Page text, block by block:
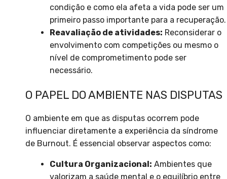
condição e como ela afeta a vida pode ser um
primeiro passo importante para a recuperação.
Reavaliação de atividades: Reconsiderar o
envolvimento com competições ou mesmo o
nível de comprometimento pode ser
necessário.
O PAPEL DO AMBIENTE NAS DISPUTAS
O ambiente em que as disputas ocorrem pode
influenciar diretamente a experiência da síndrome
de Burnout. É essencial observar aspectos como:
Cultura Organizacional: Ambientes que
valorizam a saúde mental e o equilíbrio entre